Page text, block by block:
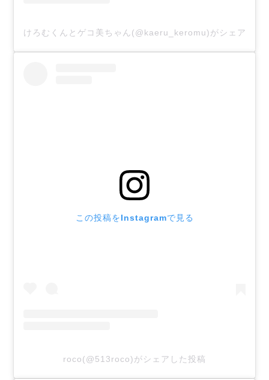
けろむくんとゲコ美ちゃん(@kaeru_keromu)がシェアした
この投稿をInstagramで見る
roco(@513roco)がシェアした投稿